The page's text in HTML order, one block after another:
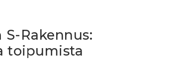
S-Rakennus:
toipumista